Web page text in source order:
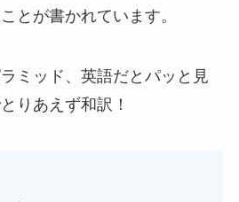
とが書かれています。
ミッド、英語だとパッと見
りあえず和訳！